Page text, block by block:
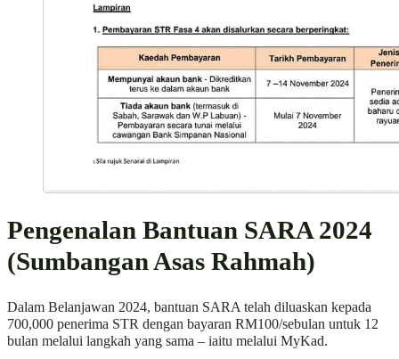
Pengenalan Bantuan SARA 2024
(Sumbangan Asas Rahmah)
Dalam Belanjawan 2024, bantuan SARA telah diluaskan kepada
700,000 penerima STR dengan bayaran RM100/sebulan untuk 12
bulan melalui langkah yang sama – iaitu melalui MyKad.